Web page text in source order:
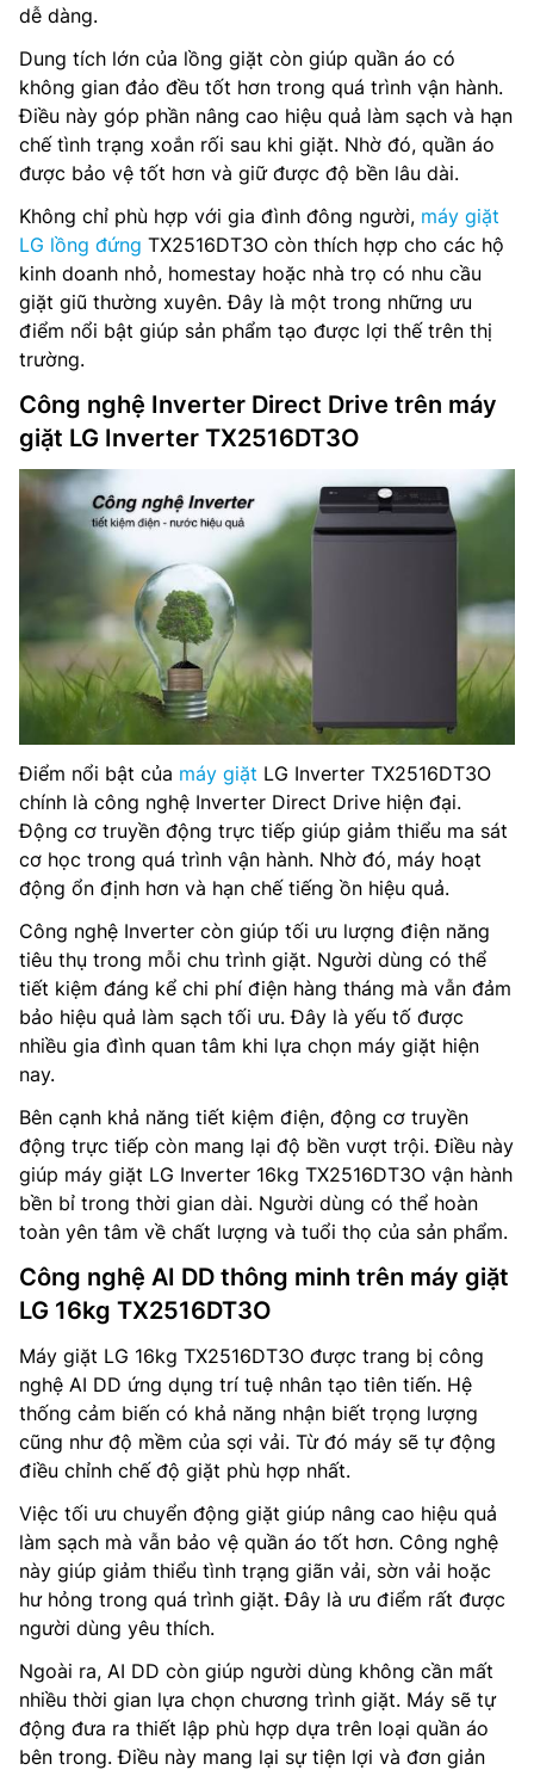
dễ dàng.
Dung tích lớn của lồng giặt còn giúp quần áo có
không gian đảo đều tốt hơn trong quá trình vận hành.
Điều này góp phần nâng cao hiệu quả làm sạch và hạn
chế tình trạng xoắn rối sau khi giặt. Nhờ đó, quần áo
được bảo vệ tốt hơn và giữ được độ bền lâu dài.
Không chỉ phù hợp với gia đình đông người, máy giặt
LG lồng đứng TX2516DT3O còn thích hợp cho các hộ
kinh doanh nhỏ, homestay hoặc nhà trọ có nhu cầu
giặt giũ thường xuyên. Đây là một trong những ưu
điểm nổi bật giúp sản phẩm tạo được lợi thế trên thị
trường.
Công nghệ Inverter Direct Drive trên máy
giặt LG Inverter TX2516DT3O
Điểm nổi bật của máy giặt LG Inverter TX2516DT3O
chính là công nghệ Inverter Direct Drive hiện đại.
Động cơ truyền động trực tiếp giúp giảm thiểu ma sát
cơ học trong quá trình vận hành. Nhờ đó, máy hoạt
động ổn định hơn và hạn chế tiếng ồn hiệu quả.
Công nghệ Inverter còn giúp tối ưu lượng điện năng
tiêu thụ trong mỗi chu trình giặt. Người dùng có thể
tiết kiệm đáng kể chi phí điện hàng tháng mà vẫn đảm
bảo hiệu quả làm sạch tối ưu. Đây là yếu tố được
nhiều gia đình quan tâm khi lựa chọn máy giặt hiện
nay.
Bên cạnh khả năng tiết kiệm điện, động cơ truyền
động trực tiếp còn mang lại độ bền vượt trội. Điều này
giúp máy giặt LG Inverter 16kg TX2516DT3O vận hành
bền bỉ trong thời gian dài. Người dùng có thể hoàn
toàn yên tâm về chất lượng và tuổi thọ của sản phẩm.
Công nghệ AI DD thông minh trên máy giặt
LG 16kg TX2516DT3O
Máy giặt LG 16kg TX2516DT3O được trang bị công
nghệ AI DD ứng dụng trí tuệ nhân tạo tiên tiến. Hệ
thống cảm biến có khả năng nhận biết trọng lượng
cũng như độ mềm của sợi vải. Từ đó máy sẽ tự động
điều chỉnh chế độ giặt phù hợp nhất.
Việc tối ưu chuyển động giặt giúp nâng cao hiệu quả
làm sạch mà vẫn bảo vệ quần áo tốt hơn. Công nghệ
này giúp giảm thiểu tình trạng giãn vải, sờn vải hoặc
hư hỏng trong quá trình giặt. Đây là ưu điểm rất được
người dùng yêu thích.
Ngoài ra, AI DD còn giúp người dùng không cần mất
nhiều thời gian lựa chọn chương trình giặt. Máy sẽ tự
động đưa ra thiết lập phù hợp dựa trên loại quần áo
bên trong. Điều này mang lại sự tiện lợi và đơn giản